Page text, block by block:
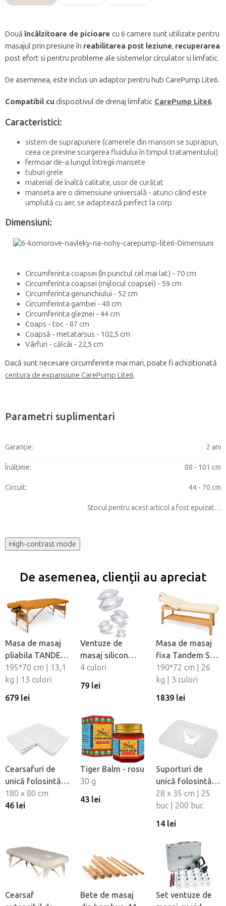
Două încălzitoare de picioare cu 6 camere sunt utilizate pentru
masajul prin presiune în reabilitarea post leziune, recuperarea
post efort si pentru probleme ale sistemelor circulator si limfatic.
De asemenea, este inclus un adaptor pentru hub CarePump Lite6.
Compatibil cu dispozitivul de drenaj limfatic CarePump Lite6.
Caracteristici:
sistem de suprapunere (camerele din manson se suprapun,
ceea ce previne scurgerea fluidului în timpul tratamentului)
fermoar de-a lungul întregii mansete
tuburi grele
material de înaltă calitate, usor de curătat
manseta are o dimensiune universală - atunci când este
umplută cu aer, se adaptează perfect la corp
Dimensiuni:
Circumferinta coapsei (în punctul cel mai lat) - 70 cm
Circumferinta coapsei (mijlocul coapsei) - 59 cm
Circumferinta genunchiului - 52 cm
Circumferinta gambei - 48 cm
Circumferinta gleznei - 44 cm
Coaps - toc - 87 cm
Coapsă - metatarsus - 102,5 cm
Vârfuri - călcâi - 22,5 cm
Dacă sunt necesare circumferinte mai mari, poate fi achizitionată
centura de expansiune CarePump Lite6.
Parametri suplimentari
Garanţie: 2 ani
Înălţime: 88 - 101 cm
Circuit: 44 - 70 cm
Stocul pentru acest articol a fost epuizat…
High-contrast mode
De asemenea, clienții au apreciat
Masa de masaj
pliabila TANDEM
Basic-2
195*70 cm | 13,1
kg | 13 culori
679 lei
Ventuze de
masaj silicon
Fabulo
Mushroom - set,
4 culori
79 lei
Masa de masaj
fixa Tandem Spa
Luna V2
190*72 cm | 26
kg | 3 culori
1839 lei
Cearsafuri de
unică folosintă
impermeabile
Fabulo, 10 buc
180 x 80 cm
46 lei
Tiger Balm - rosu
30 g
43 lei
Suporturi de
unică folosintă
pentru orificiul
fetei din material
netesut Fabulo
28 x 35 cm | 25
buc | 200 buc
14 lei
Cearsaf
Bete de masaj
Set ventuze de